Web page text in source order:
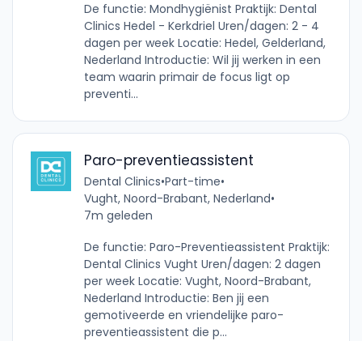
De functie: Mondhygiënist Praktijk: Dental
Clinics Hedel - Kerkdriel Uren/dagen: 2 - 4
dagen per week Locatie: Hedel, Gelderland,
Nederland Introductie: Wil jij werken in een
team waarin primair de focus ligt op
preventi...
Paro-preventieassistent
Dental Clinics•Part-time•
Vught, Noord-Brabant, Nederland•
7m geleden
De functie: Paro-Preventieassistent Praktijk:
Dental Clinics Vught Uren/dagen: 2 dagen
per week Locatie: Vught, Noord-Brabant,
Nederland Introductie: Ben jij een
gemotiveerde en vriendelijke paro-
preventieassistent die p...